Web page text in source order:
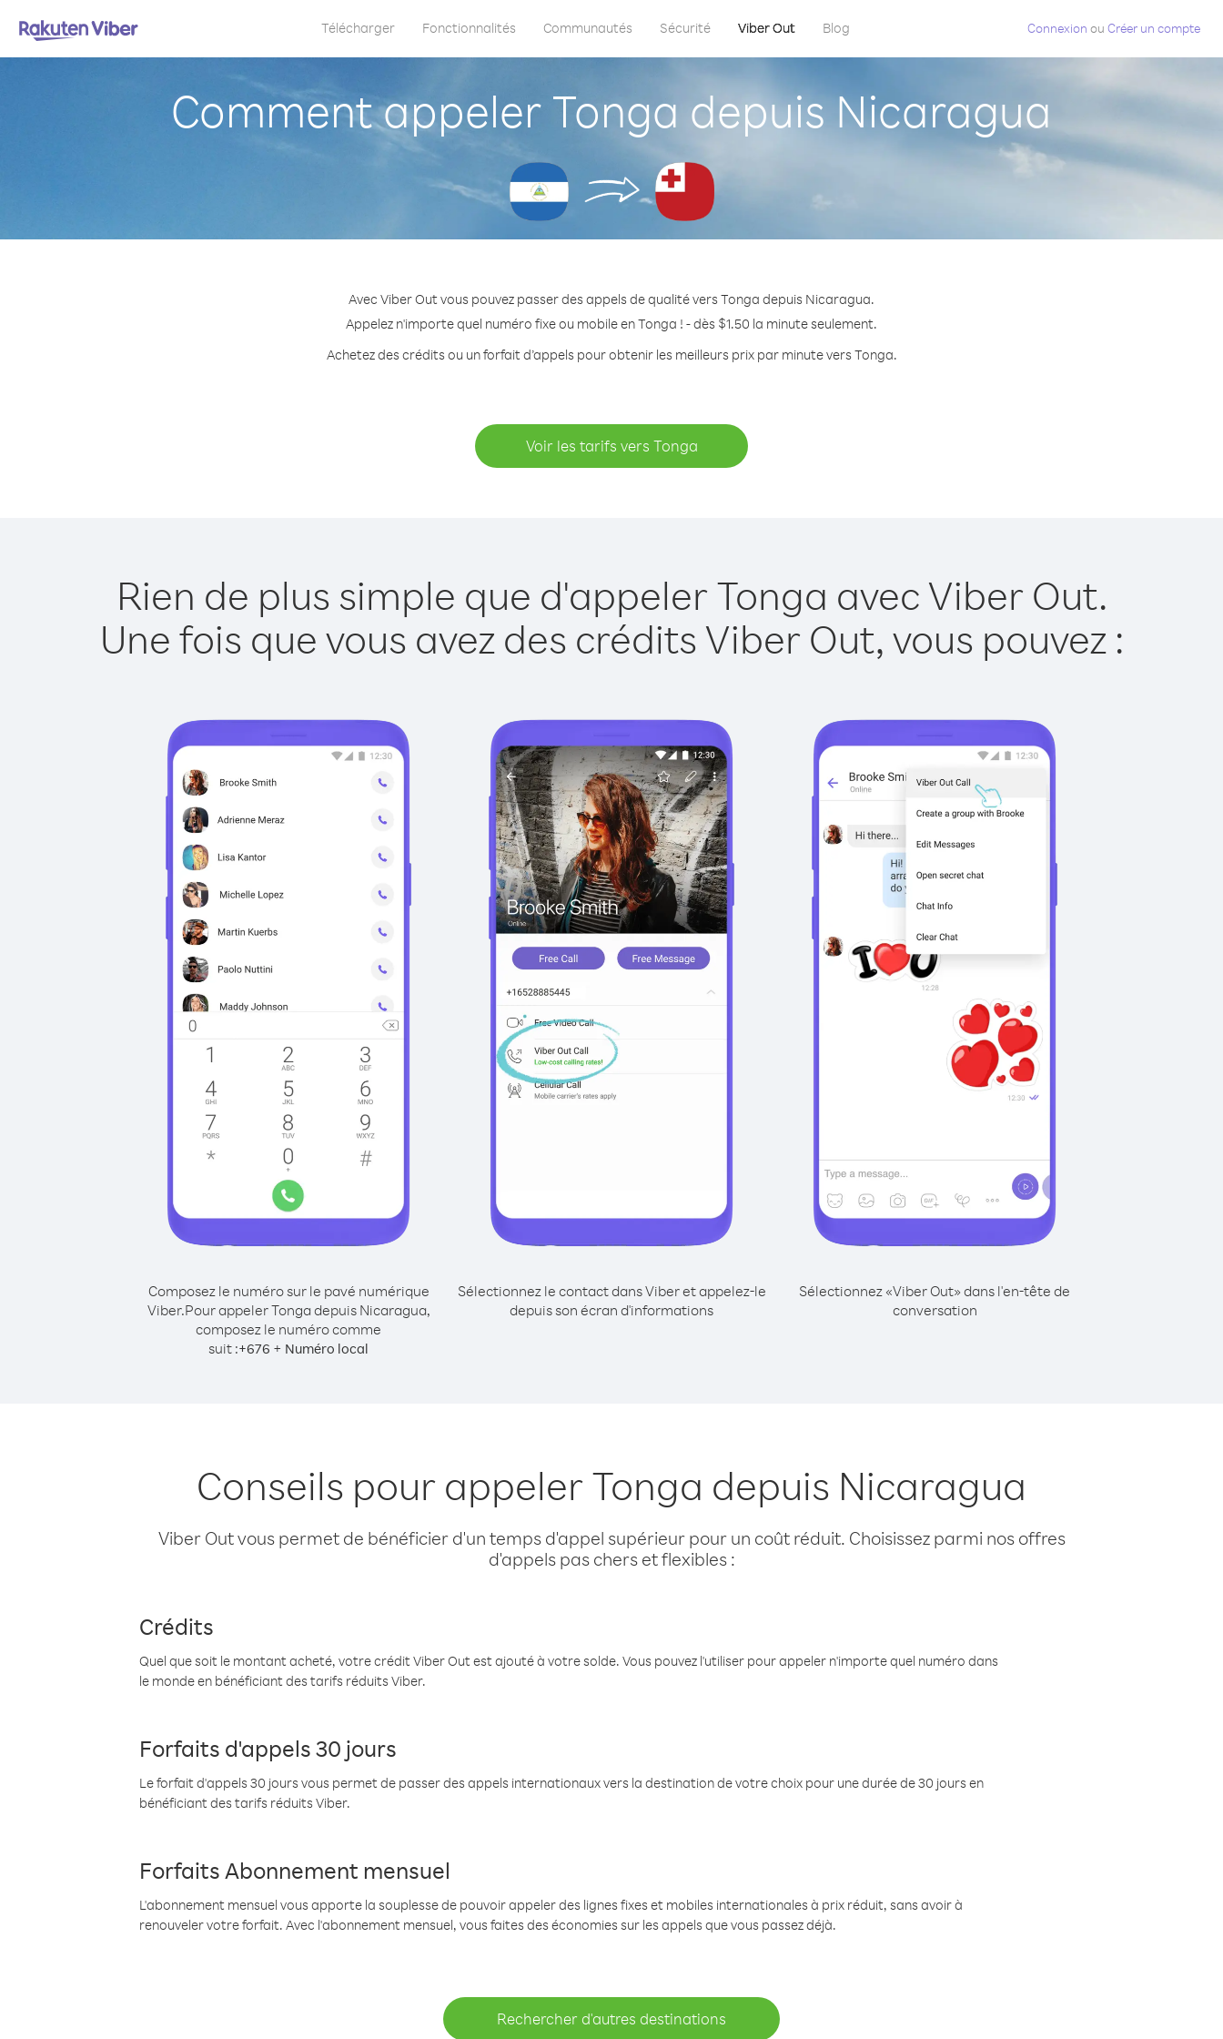
Télécharger Fonctionnalités Communautés Sécurité Viber Out Blog Connexion ou Créer un compte
Comment appeler Tonga depuis Nicaragua
Avec Viber Out vous pouvez passer des appels de qualité vers Tonga depuis Nicaragua.
Appelez n'importe quel numéro fixe ou mobile en Tonga ! - dès $1.50 la minute seulement.
Achetez des crédits ou un forfait d’appels pour obtenir les meilleurs prix par minute vers Tonga.
Voir les tarifs vers Tonga
Rien de plus simple que d'appeler Tonga avec Viber Out.
Une fois que vous avez des crédits Viber Out, vous pouvez :
Composez le numéro sur le pavé numérique
Viber.Pour appeler Tonga depuis Nicaragua,
composez le numéro comme
suit :+676 + Numéro local
Sélectionnez le contact dans Viber et appelez-le
depuis son écran d'informations
Sélectionnez «Viber Out» dans l'en-tête de
conversation
Conseils pour appeler Tonga depuis Nicaragua
Viber Out vous permet de bénéficier d'un temps d'appel supérieur pour un coût réduit. Choisissez parmi nos offres
d'appels pas chers et flexibles :
Crédits
Quel que soit le montant acheté, votre crédit Viber Out est ajouté à votre solde. Vous pouvez l'utiliser pour appeler n'importe quel numéro dans
le monde en bénéficiant des tarifs réduits Viber.
Forfaits d'appels 30 jours
Le forfait d'appels 30 jours vous permet de passer des appels internationaux vers la destination de votre choix pour une durée de 30 jours en
bénéficiant des tarifs réduits Viber.
Forfaits Abonnement mensuel
L'abonnement mensuel vous apporte la souplesse de pouvoir appeler des lignes fixes et mobiles internationales à prix réduit, sans avoir à
renouveler votre forfait. Avec l'abonnement mensuel, vous faites des économies sur les appels que vous passez déjà.
Rechercher d'autres destinations